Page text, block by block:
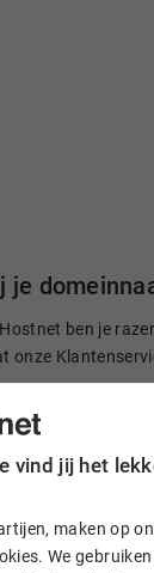
vind jij het
maken op
We
je
ben je
onze
kosteloos door
is in enkele